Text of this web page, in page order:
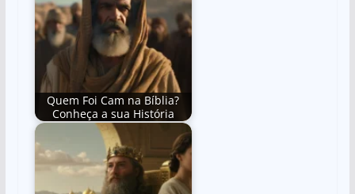
Quem Foi Cam na Bíblia?
Conheça a sua História